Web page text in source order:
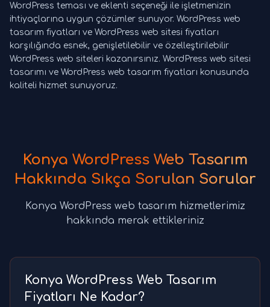
WordPress teması ve eklenti seçeneği ile işletmenizin
ihtiyaçlarına uygun çözümler sunuyor. WordPress web
tasarım fiyatları ve WordPress web sitesi fiyatları
karşılığında esnek, genişletilebilir ve özelleştirilebilir
WordPress web siteleri kazanırsınız. WordPress web sitesi
tasarımı ve WordPress web tasarım fiyatları konusunda
kaliteli hizmet sunuyoruz.
Konya WordPress Web Tasarım
Hakkında Sıkça Sorulan Sorular
Konya WordPress web tasarım hizmetlerimiz
hakkında merak ettikleriniz
Konya WordPress Web Tasarım
Fiyatları Ne Kadar?